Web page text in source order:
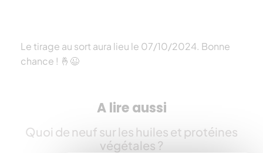
Le tirage au sort aura lieu le 07/10/2024. Bonne
chance ! 🤞😉
A lire aussi
Quoi de neuf sur les huiles et protéines
végétales ?